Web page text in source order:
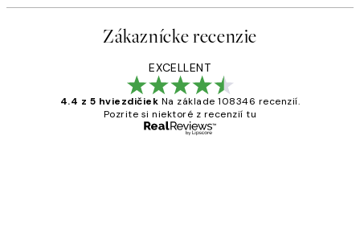
Zákaznícke recenzie
EXCELLENT
4.4 z 5 hviezdičiek Na základe 108346 recenzií.
Pozrite si niektoré z recenzií tu